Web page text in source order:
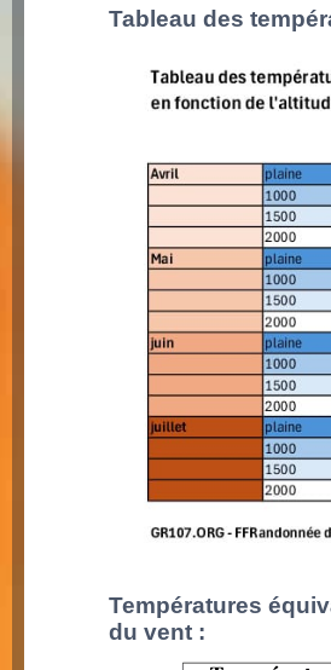
Tableau des
Températures
du vent :